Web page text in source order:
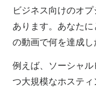
ビジネス向けのオ
あります。あなた
の動画で何を達成し
例えば、ソーシャ
つ大規模なホステ